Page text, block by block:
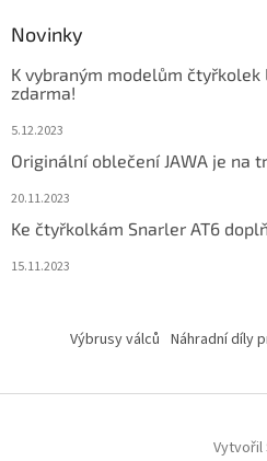
Novinky
K vybraným modelům čtyřkolek
zdarma!
5.12.2023
Originální oblečení JAWA je na
20.11.2023
Ke čtyřkolkám Snarler AT6
15.11.2023
Výbrusy válců Náhradní díly